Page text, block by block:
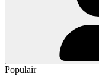
Populair